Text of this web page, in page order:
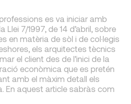
es va iniciar amb
Llei 7/1997, de 14 d’abril, sobre
en matèria de sòl i de col·legis
els arquitectes tècnics
el client des de l’inici de la
econòmica que es pretén
amb el màxim detall els
En aquest article sabràs com